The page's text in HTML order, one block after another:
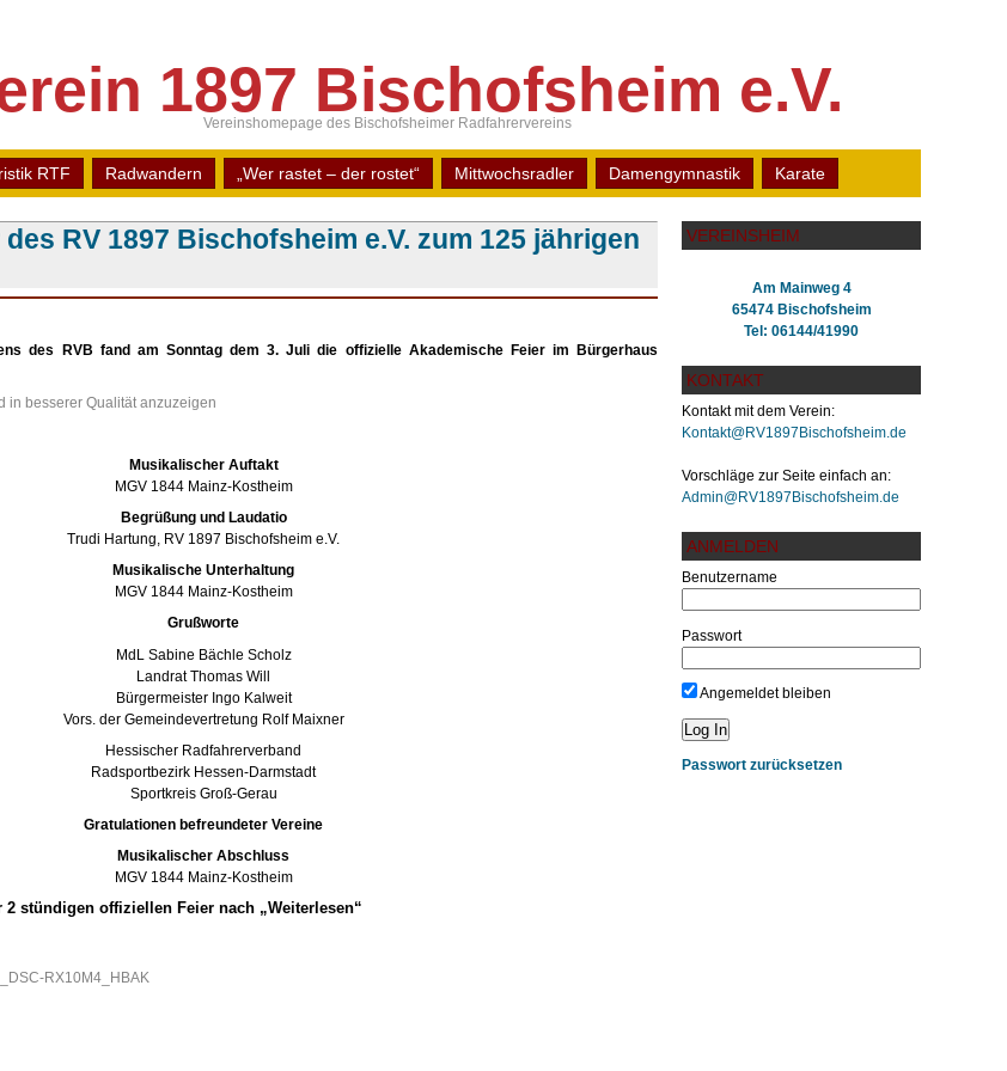
1897 Bischofsheim e.V.
Vereinshomepage des Bischofsheimer Radfahrervereins
RTF Radwandern „Wer rastet – der rostet“ Mittwochsradler Damengymnastik
Karate
RV 1897 Bischofsheim e.V. zum 125 jährigen
des RVB fand am Sonntag dem 3. Juli die offizielle Akademische Feier im Bürgerhaus
Musikalischer Auftakt
MGV 1844 Mainz-Kostheim
Begrüßung und Laudatio
Trudi Hartung, RV 1897 Bischofsheim e.V.
Musikalische Unterhaltung
MGV 1844 Mainz-Kostheim
Grußworte
MdL Sabine Bächle Scholz
Landrat Thomas Will
Bürgermeister Ingo Kalweit
Vors. der Gemeindevertretung Rolf Maixner
Hessischer Radfahrerverband
Radsportbezirk Hessen-Darmstadt
Sportkreis Groß-Gerau
Gratulationen befreundeter Vereine
Musikalischer Abschluss
MGV 1844 Mainz-Kostheim
stündigen offiziellen Feier nach „Weiterlesen“
VEREINSHEIM
Am Mainweg 4
65474 Bischofsheim
Tel: 06144/41990
KONTAKT
Kontakt mit dem Verein:
Kontakt@RV1897Bischofsheim.de
Vorschläge zur Seite einfach an:
Admin@RV1897Bischofsheim.de
ANMELDEN
Benutzername
Passwort
Angemeldet bleiben
Passwort zurücksetzen